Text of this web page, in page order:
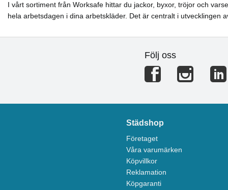
I vårt sortiment från Worksafe hittar du jackor, byxor, tröjor och
hela arbetsdagen i dina arbetskläder. Det är centralt i utvecklingen
Följ oss
Städshop
Företaget
Våra varumärken
Köpvillkor
Reklamation
Köpgaranti